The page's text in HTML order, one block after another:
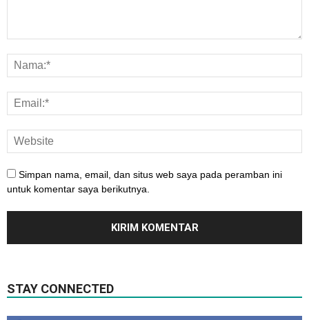
Simpan nama, email, dan situs web saya pada peramban ini
untuk komentar saya berikutnya.
STAY CONNECTED